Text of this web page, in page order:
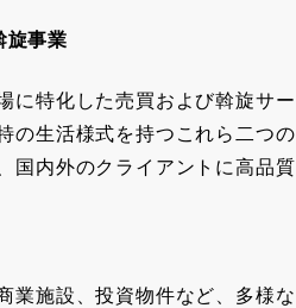
旋事業
に特化した売買および斡旋サー
の生活様式を持つこれら二つの
国内外のクライアントに高品質
業施設、投資物件など、多様な